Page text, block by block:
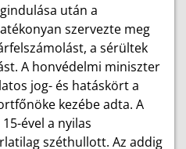
után a
szervezte meg
a sérültek
A honvédelmi miniszter
jog- és hatáskört a
kezébe adta. A
ével a nyilas
széthullott. Az addig